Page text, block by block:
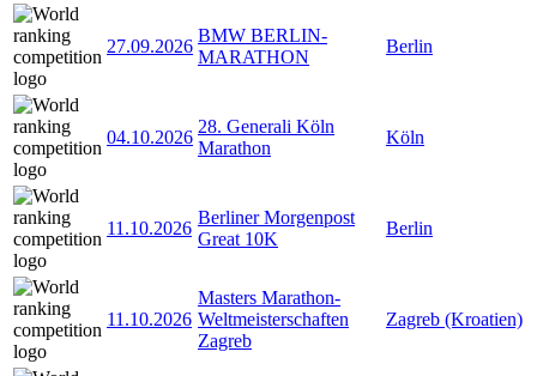
27.09.2026
BMW BERLIN-
MARATHON
Berlin
04.10.2026
28. Generali Köln
Marathon
Köln
11.10.2026
Berliner Morgenpost
Great 10K
Berlin
11.10.2026
Masters Marathon-
Weltmeisterschaften
Zagreb
Zagreb (Kroatien)